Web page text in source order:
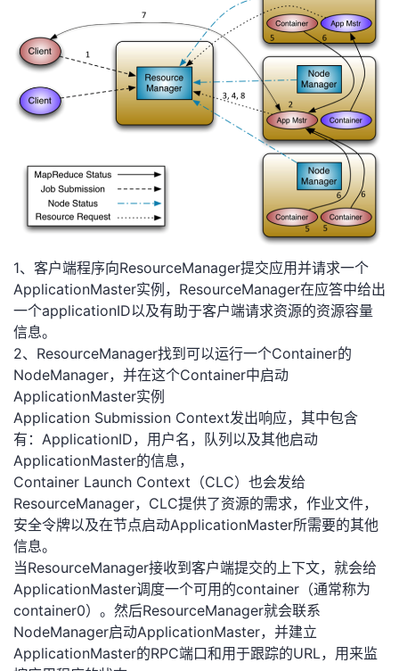
1、客户端程序向ResourceManager提交应用并请求一个
ApplicationMaster实例，ResourceManager在应答中给出
一个applicationID以及有助于客户端请求资源的资源容量
信息。
2、ResourceManager找到可以运行一个Container的
NodeManager，并在这个Container中启动
ApplicationMaster实例
Application Submission Context发出响应，其中包含
有：ApplicationID，用户名，队列以及其他启动
ApplicationMaster的信息，
Container Launch Context（CLC）也会发给
ResourceManager，CLC提供了资源的需求，作业文件，
安全令牌以及在节点启动ApplicationMaster所需要的其他
信息。
当ResourceManager接收到客户端提交的上下文，就会给
ApplicationMaster调度一个可用的container（通常称为
container0）。然后ResourceManager就会联系
NodeManager启动ApplicationMaster，并建立
ApplicationMaster的RPC端口和用于跟踪的URL，用来监